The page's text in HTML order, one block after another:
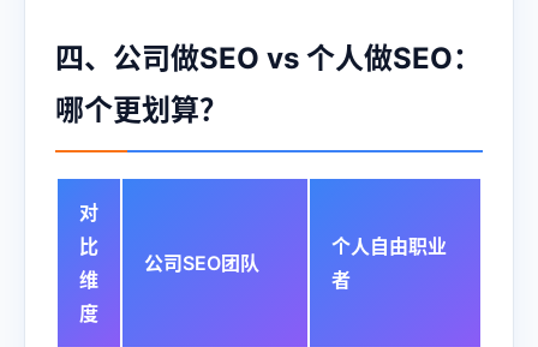
四、公司做SEO vs 个人做SEO：
哪个更划算？
对
比
维
度
公司SEO团队
个人自由职业
者